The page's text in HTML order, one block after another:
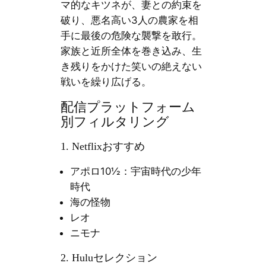
マ的なキツネが、妻との約束を
破り、悪名高い3人の農家を相
手に最後の危険な襲撃を敢行。
家族と近所全体を巻き込み、生
き残りをかけた笑いの絶えない
戦いを繰り広げる。
配信プラットフォーム
別フィルタリング
1. Netflixおすすめ
アポロ10½：宇宙時代の少年
時代
海の怪物
レオ
ニモナ
2. Huluセレクション